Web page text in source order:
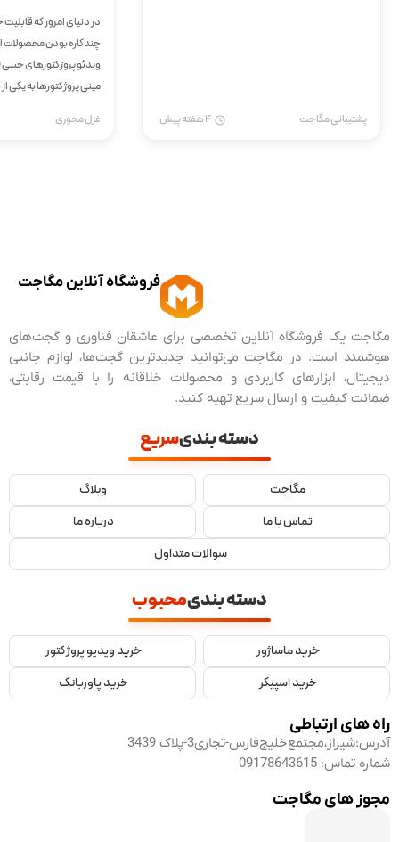
پشتیبانی مگاجت
در دنیای امروز که
چندکاره بودن محصولات
مینی پروژکتورها به
می‌توانید برای ارائه یک
غزل محوری
فروشگاه آنلاین مگاجت
مگاجت یک فروشگاه آنلاین تخصصی برای عاشقان فناوری و گجت‌های
هوشمند است. در مگاجت می‌توانید جدیدترین گجت‌ها، لوازم جانبی
دیجیتال، ابزارهای کاربردی و محصولات خلاقانه را با قیمت رقابتی،
ضمانت کیفیت و ارسال سریع تهیه کنید.
دسته بندیسریع
مگاجت
وبلاگ
تماس با ما
درباره ما
سوالات متداول
دسته بندیمحبوب
خرید ماساژور
خرید ویدیو پروژکتور
خرید اسپیکر
خرید پاوربانک
راه های ارتباطی
آدرس:شیراز،مجتمع‌خلیج‌فارس-تجاری3-پلاک 3439
شماره تماس: 09178643615
مجوز های مگاجت